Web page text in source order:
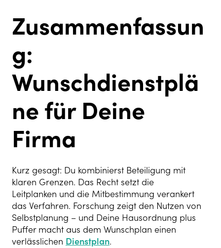
Zusammenfassun
g:
Wunschdienstplä
ne für Deine
Firma
Kurz gesagt: Du kombinierst Beteiligung mit
klaren Grenzen. Das Recht setzt die
Leitplanken und die Mitbestimmung verankert
das Verfahren. Forschung zeigt den Nutzen von
Selbstplanung – und Deine Hausordnung plus
Puffer macht aus dem Wunschplan einen
verlässlichen Dienstplan.